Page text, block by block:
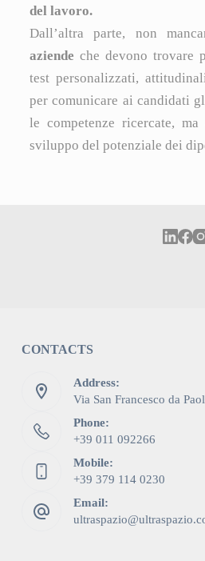
del lavoro.
Dall’altra parte, non
aziende che devono trovare
test personalizzati,
per comunicare ai candidati
le competenze ricercate,
sviluppo del potenziale dei
CONTACTS
Address:
Via San Francesco da
Phone:
+39 011 092266
Mobile:
+39 379 114 0230
Email: